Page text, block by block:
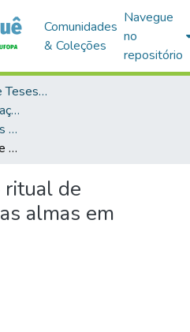
Comunidades
& Coleções
Navegue
no
repositório
Biblioteca Digital de Teses e Dissertações (BDTD)
Programa de Pós-Graduação em Ciências da Sociedade (PPGCS)
Dissertações em Ciências da Sociedade (Mestrado)
Santa missões: o ritual de encomendação das almas em Oriximiná, Pará
ritual de
almas em